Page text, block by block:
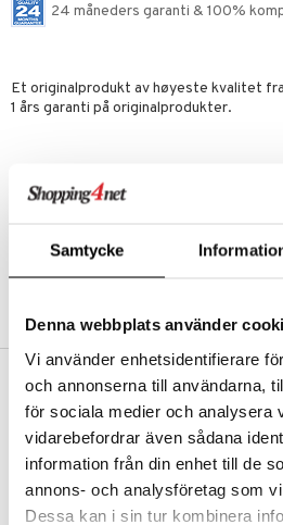
Samtycke
Denna webbplats använder
Vi använder enhetsidentifierare
och annonserna till användarna,
för sociala medier och analysera
vidarebefordrar även sådana
information från din enhet till de
annons- och analysföretag som
Dessa kan i sin tur kombinera
Leketøy, Barn & Baby
Kampanjer
24 måneders garanti & 100%
Et originalprodukt av høyeste kvalitet
1 års garanti på originalprodukter.
FRI FRAKT FRA
Hos Shopping4net beregnes grensen
avdeling(er) du handler
RASKE
Order lagt før 14.00 sendes